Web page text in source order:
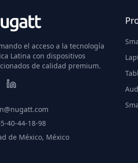
el acceso a la tecnología
Latina con dispositivos
de calidad premium.
40-44-18-98
de México, México